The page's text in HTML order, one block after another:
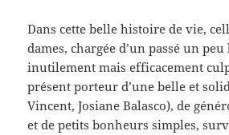
Dans cette belle histoire de vie,
dames, chargée d’un passé un
inutilement mais efficacement
présent porteur d’une belle et
Vincent, Josiane Balasco), de
et de petits bonheurs simples,